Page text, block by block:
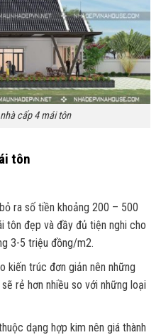
cấp 4 mái tôn
tôn
ra số tiền khoảng 200 – 500
tôn đẹp và đầy đủ tiện nghi cho
3-5 triệu đồng/m2.
kiến trúc đơn giản nên những
rẻ hơn nhiều so với những loại
dạng hợp kim nên giá thành